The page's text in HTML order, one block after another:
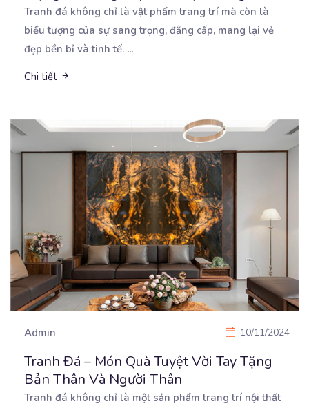
Tranh đá không chỉ là vật phẩm trang trí mà còn là
biểu tượng của sự sang trọng, đẳng cấp, mang lại vẻ
đẹp bền bỉ và tinh tế. ...
Chi tiết
Admin 10/11/2024
Tranh Đá – Món Quà Tuyệt Vời Tay Tặng
Bản Thân Và Người Thân
Tranh đá không chỉ là một sản phẩm trang trí nội thất